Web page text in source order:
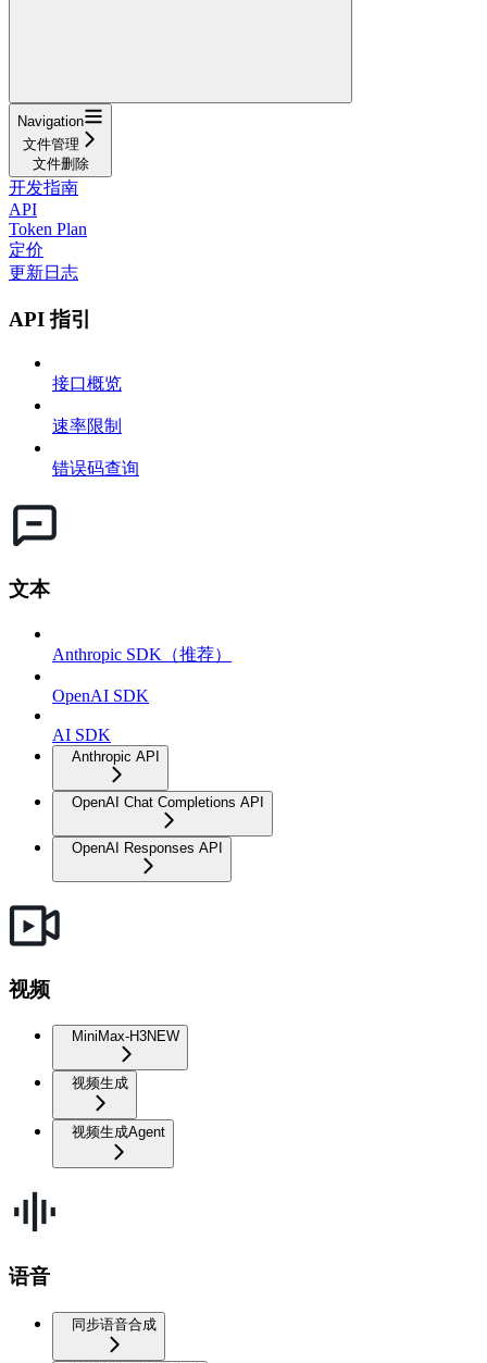
Navigation
文件管理
文件删除
开发指南
API
Token Plan
定价
更新日志
API 指引
接口概览
速率限制
错误码查询
文本
Anthropic SDK（推荐）
OpenAI SDK
AI SDK
Anthropic API
OpenAI Chat Completions API
OpenAI Responses API
视频
MiniMax-H3NEW
视频生成
视频生成Agent
语音
同步语音合成